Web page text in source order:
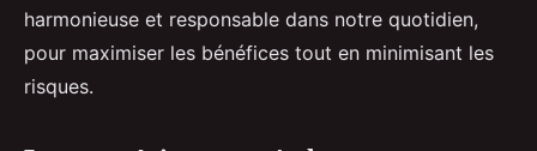
harmonieuse et responsable dans notre quotidien,
pour maximiser les bénéfices tout en minimisant les
risques.